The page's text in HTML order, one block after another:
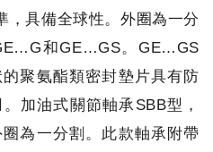
，具備全球性。外圈為一分
和GE…GS。GE…GS
聚氨酯類密封墊片具有防
加油式關節軸承SBB型，
為一分割。此款軸承附帶